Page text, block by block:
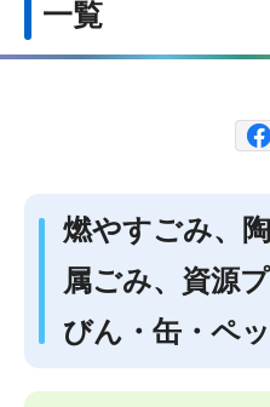
か
一覧
燃やすごみ、
属ごみ、資源
びん・缶・ペ